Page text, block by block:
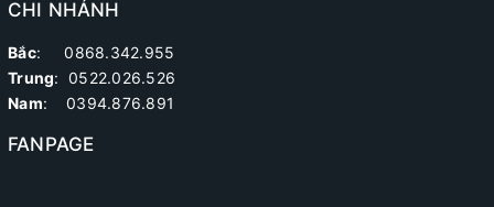
CHI NHÁNH
Bắc: 0868.342.955
Trung: 0522.026.526
Nam: 0394.876.891
FANPAGE